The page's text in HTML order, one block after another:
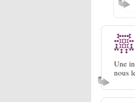
Une
nous